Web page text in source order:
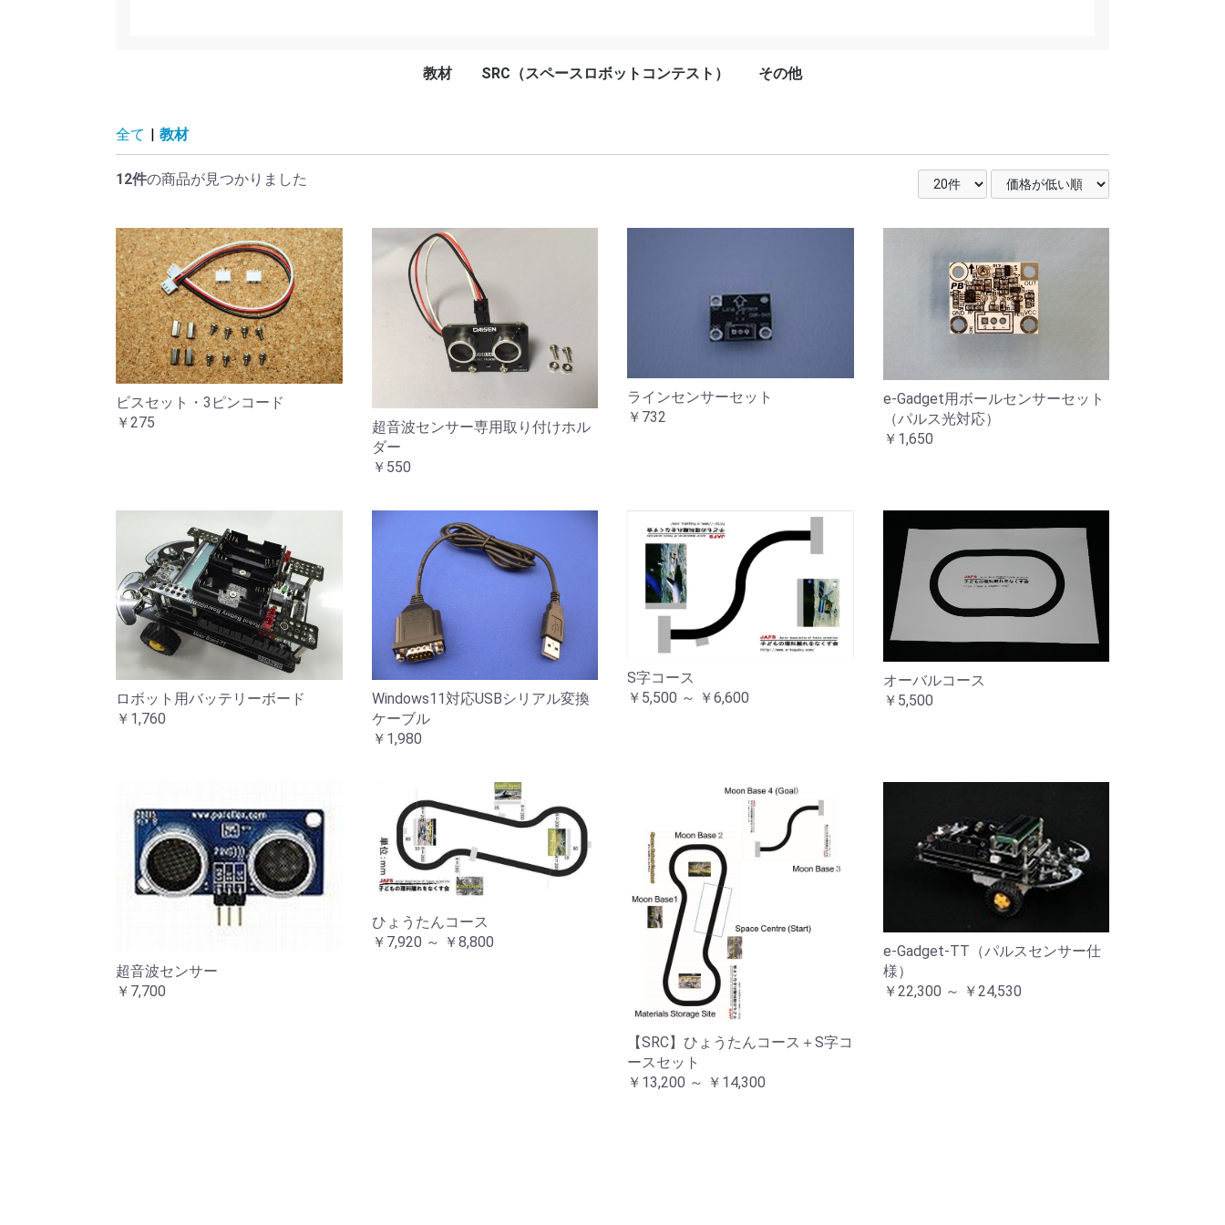
教材 SRC（スペースロボットコンテスト） その他
全て | 教材
12件の商品が見つかりました
ビスセット・3ピンコード
￥275
超音波センサー専用取り付けホル
ダー
￥550
ラインセンサーセット
￥732
e-Gadget用ボールセンサーセット
（パルス光対応）
￥1,650
ロボット用バッテリーボード
￥1,760
Windows11対応USBシリアル変換
ケーブル
￥1,980
S字コース
￥5,500 ～ ￥6,600
オーバルコース
￥5,500
超音波センサー
￥7,700
ひょうたんコース
￥7,920 ～ ￥8,800
【SRC】ひょうたんコース＋S字コ
ースセット
￥13,200 ～ ￥14,300
e-Gadget-TT（パルスセンサー仕
様）
￥22,300 ～ ￥24,530